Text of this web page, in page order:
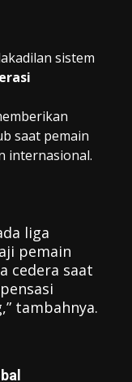
sistem
saat pemain
internasional.
liga
pemain
cedera saat
tambahnya.